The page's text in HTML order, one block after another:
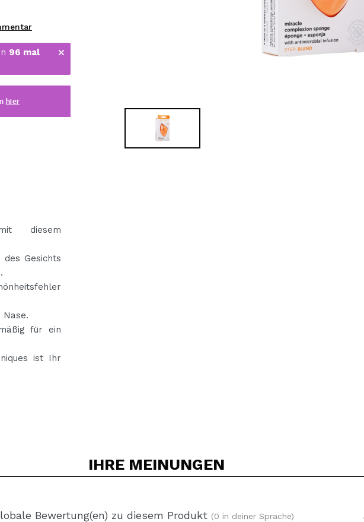
bisherigen Vorgänge einsehen.
96 mal
hier
diesem
Gesichts
Nase.
für ein
ist Ihr
IHRE MEINUNGEN
Bewertung(en) zu diesem Produkt (0 in deiner Sprache)